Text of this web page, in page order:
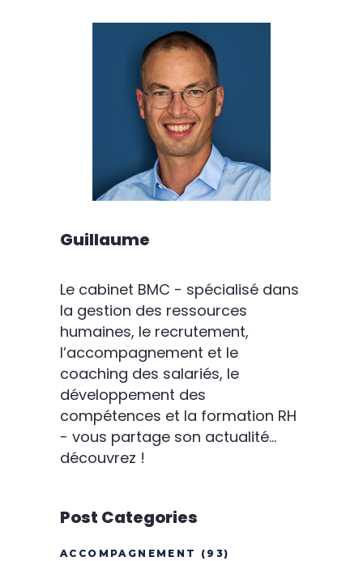
Guillaume
Le cabinet BMC - spécialisé dans
la gestion des ressources
humaines, le recrutement,
l’accompagnement et le
coaching des salariés, le
développement des
compétences et la formation RH
- vous partage son actualité...
découvrez !
Post Categories
ACCOMPAGNEMENT
(93)